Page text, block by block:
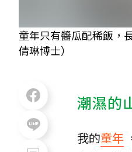
童年只有醬瓜配稀飯，
倩琳博士）
潮濕的
我的童年